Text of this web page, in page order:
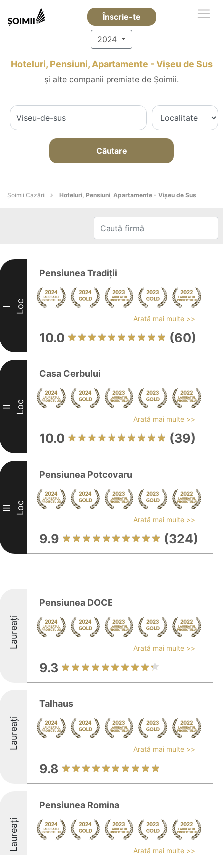
Înscrie-te
2024
Hoteluri, Pensiuni, Apartamente - Vişeu de Sus
și alte companii premiate de Șoimii.
Căutare
Șoimii Cazării Hoteluri, Pensiuni, Apartamente - Vişeu de Sus
I Loc
Pensiunea Tradiții
Arată mai multe >>
10.0 (60)
II Loc
Casa Cerbului
Arată mai multe >>
10.0 (39)
III Loc
Pensiunea Potcovaru
Arată mai multe >>
9.9 (324)
Laureați
Pensiunea DOCE
Arată mai multe >>
9.3
Laureați
Talhaus
Arată mai multe >>
9.8
Laureați
Pensiunea Romina
Arată mai multe >>